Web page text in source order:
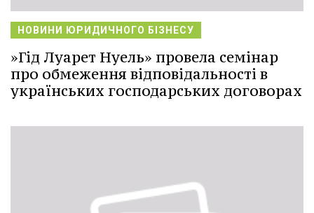
НОВИНИ ЮРИДИЧНОГО БІЗНЕСУ
»Гід Луарет Нуель» провела семінар
про обмеження відповідальності в
українських господарських договорах